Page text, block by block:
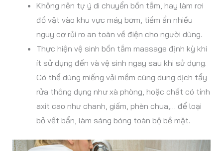
Không nên tự ý di chuyển bồn tắm, hay làm rơi
đồ vật vào khu vực máy bơm, tiềm ẩn nhiều
nguy cơ rủi ro an toàn về điện cho người dùng.
Thực hiện vệ sinh bồn tắm massage định kỳ khi
ít sử dụng đến và vệ sinh ngay sau khi sử dụng.
Có thể dùng miếng vải mềm cùng dung dịch tẩy
rửa thông dụng như xà phòng, hoặc chất có tính
axit cao như chanh, giấm, phèn chua,… để loại
bỏ vết bẩn, làm sáng bóng toàn bộ bề mặt.